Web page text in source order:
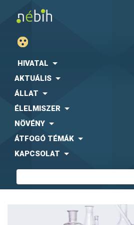
HIVATAL
AKTUÁLIS
ÁLLAT
ÉLELMISZER
NÖVÉNY
ÁTFOGÓ TÉMÁK
KAPCSOLAT